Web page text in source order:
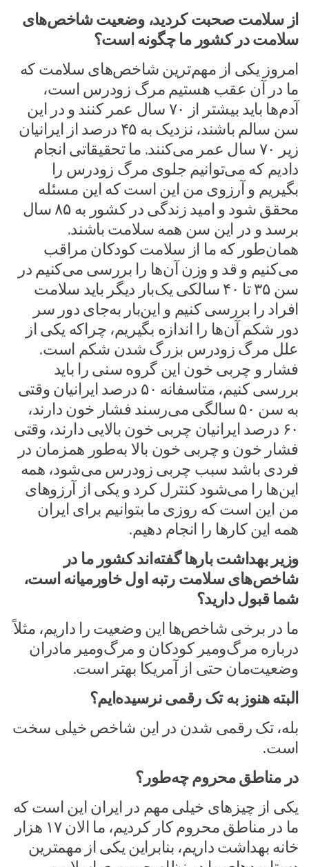
از سلامت صحبت کردید، وضعیت شاخص‌های
سلامت در کشور ما چگونه است؟
امروز یکی از مهم‌ترین شاخص‌های سلامت که
ما در آن عقب هستیم مرگ زودرس است،
آدم‌ها باید بیشتر از ۷۰ سال عمر کنند و در این
سن سالم باشند، نزدیک به ۴۵ درصد از ایرانیان
زیر ۷۰ سال عمر می‌کنند. ما تحقیقاتی انجام
دادیم که می‌توانیم جلوی مرگ زودرس را
بگیریم و آرزوی من این است که این مسئله
محقق شود و امید زندگی در کشور به ۸۵ سال
برسد و در این سن همه سلامت باشند.
همان‌طور که ما از سلامت کودکان مراقب
می‌کنیم و قد و وزن آن‌ها را بررسی می‌کنیم در
سن ۳۵ تا ۴۰ سالکی یک‌بار دیگر باید سلامت
افراد را بررسی کنیم و این‌بار به‌جای دور سر
دور شکم آن‌ها را اندازه بگیریم، چراکه یکی از
علل مرگ زودرس بزرگ شدن شکم است.
فشار و چربی خون این گروه سنی را باید
بررسی کنیم، متاسفانه ۵۰ درصد ایرانیان وقتی
به سن ۵۰ سالگی می‌رسند فشار خون دارند،
۶۰ درصد ایرانیان چربی خون بالایی دارند، وقتی
فشار خون و چربی خون بالا به‌طور همزمان در
فردی باشد سبب چربی زودرس می‌شود، همه
این‌ها را می‌شود کنترل کرد و یکی از آرزوهای
من این است که روزی ما بتوانیم برای ایران
همه این کارها را انجام دهیم.
وزیر بهداشت بارها گفته‌اند کشور ما در
شاخص‌های سلامت رتبه اول خاورمیانه است،
شما قبول دارید؟
ما در برخی شاخص‌ها این وضعیت را داریم، مثلاً
درباره مرگ‌ومیر کودکان و مرگ‌ومیر مادران
وضعیت‌مان حتی از آمریکا بهتر است.
البته هنوز به تک رقمی نرسیده‌ایم؟
بله، تک رقمی شدن در این شاخص خیلی سخت
است.
در مناطق محروم چه‌طور؟
یکی از چیزهای خیلی مهم در ایران این است که
ما در مناطق محروم کار کردیم، ما الان ۱۷ هزار
خانه بهداشت داریم، بنابراین یکی از مهمترین